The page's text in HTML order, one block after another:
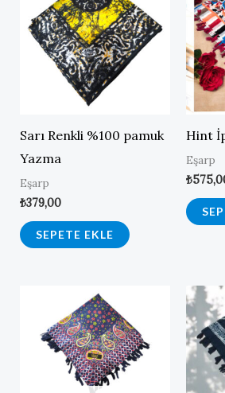
Sarı Renkli %100 pamuk
Yazma
Eşarp
₺379,00
SEPETE EKLE
Hint
Eşarp
₺